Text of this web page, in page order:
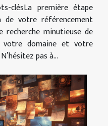
clésLa première étape
de votre référencement
recherche minutieuse de
votre domaine et votre
pas à...